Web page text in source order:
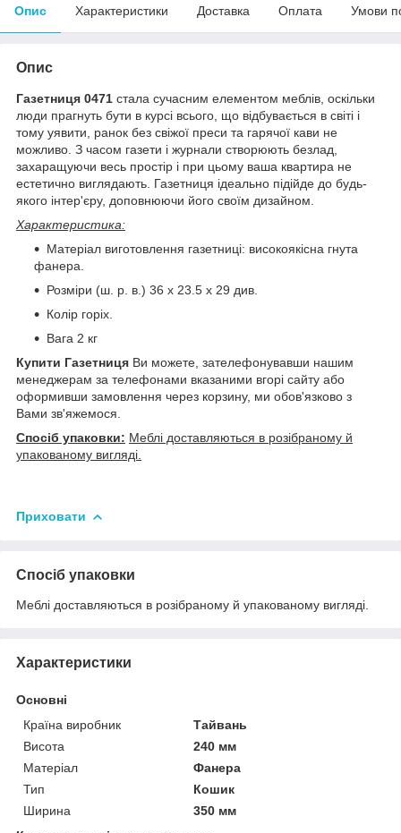
Опис Характеристики Доставка Оплата Умови
Опис
Газетниця 0471 стала сучасним елементом меблів, оскільки
люди прагнуть бути в курсі всього, що відбувається в світі і
тому уявити, ранок без свіжої преси та гарячої кави не
можливо. З часом газети і журнали створюють безлад,
захаращуючи весь простір і при цьому ваша квартира не
естетично виглядають. Газетниця ідеально підійде до будь-
якого інтер'єру, доповнюючи його своїм дизайном.
Характеристика:
Матеріал виготовлення газетниці: високоякісна гнута
фанера.
Розміри (ш. р. в.) 36 x 23.5 x 29 див.
Колір горіх.
Вага 2 кг
Купити Газетниця Ви можете, зателефонувавши нашим
менеджерам за телефонами вказаними вгорі сайту або
оформивши замовлення через корзину, ми обов'язково з
Вами зв'яжемося.
Спосіб упаковки: Меблі доставляються в розібраному й
упакованому вигляді.
Приховати
Спосіб упаковки
Меблі доставляються в розібраному й упакованому вигляді.
Характеристики
Основні
Країна виробник
Тайвань
Висота
240 мм
Матеріал
Фанера
Тип
Кошик
Ширина
350 мм